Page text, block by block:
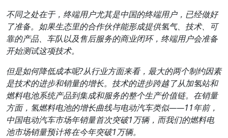
不同之处在于，终端用户尤其是中国的终端用户，已经做好
了准备。如果生态里的合作伙伴能形成提供氢气、技术、可
靠的产品、车队以及售后服务的商业闭环，终端用户会准备
开始测试这项技术。
但是如何降低成本呢?从行业方面来看，最大的两个制约因素
是技术的进步和销量的增长。技术的进步跨越了从加氢站和
燃料电池系统产品到集成和服务的整个生产价值链。在销量
方面，氢燃料电池的增长曲线与电动汽车类似——11年前，
中国电动汽车市场年销量首次突破1万辆，而我们的燃料电
池市场销量预计将在今年突破1万辆。